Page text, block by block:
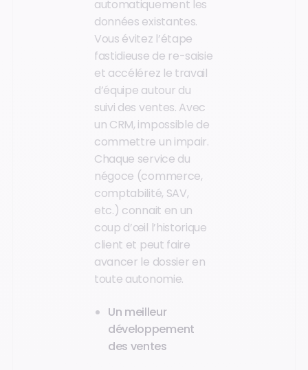
automatiquement les
données existantes.
Vous évitez l’étape
fastidieuse de re-saisie
et accélérez le travail
d’équipe autour du
suivi des ventes. Avec
un CRM, impossible de
commettre un impair.
Chaque service du
négoce (commerce,
comptabilité, SAV,
etc.) connait en un
coup d’œil l’historique
client et peut faire
avancer le dossier en
toute autonomie.
Un meilleur
développement
des ventes